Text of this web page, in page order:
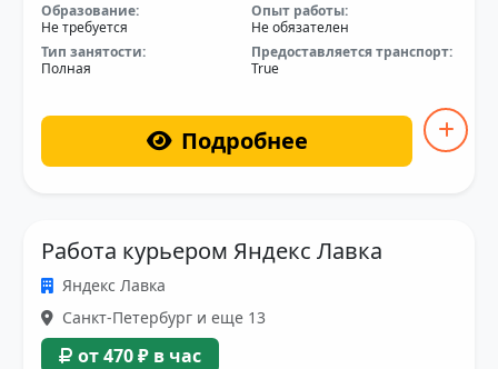
Образование:
Не требуется
Опыт работы:
Не обязателен
Тип занятости:
Полная
Предоставляется транспорт:
True
Подробнее
Работа курьером Яндекс Лавка
Яндекс Лавка
Санкт-Петербург и еще 13
от 470 ₽ в час